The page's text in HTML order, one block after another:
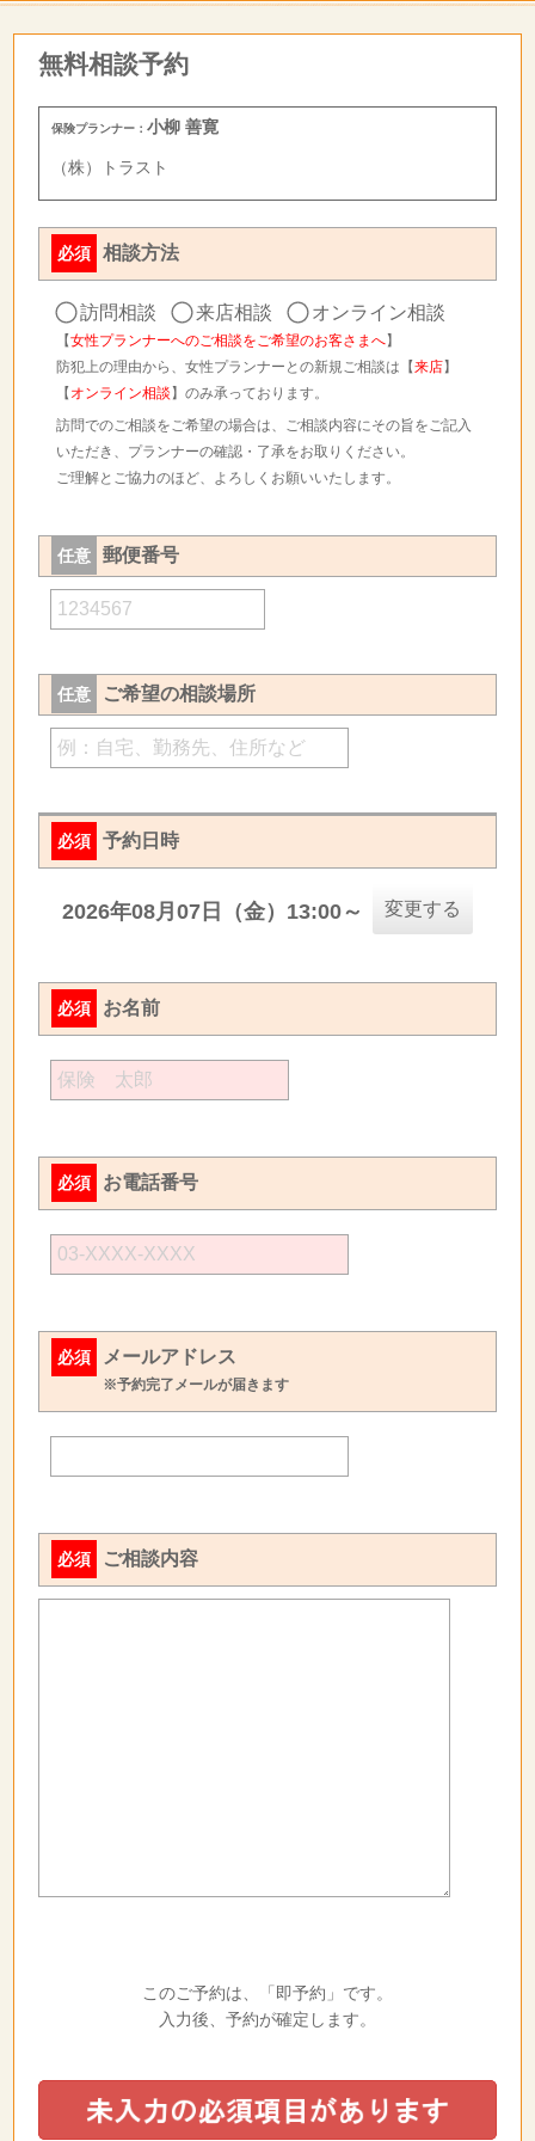
無料相談予約
保険プランナー：小柳 善寛
（株）トラスト
必須 相談方法
訪問相談 来店相談 オンライン相談
【女性プランナーへのご相談をご希望のお客さまへ】
防犯上の理由から、女性プランナーとの新規ご相談は【来店】
【 オンライン相談 】のみ承っております。
訪問でのご相談をご希望の場合は、ご相談内容にその旨をご記入
いただき、プランナーの確認・了承をお取りください。
ご理解とご協力のほど、よろしくお願いいたします。
任意 郵便番号
任意 ご希望の相談場所
必須 予約日時
2026年08月07日（金）13:00～ 変更する
必須 お名前
必須 お電話番号
必須 メールアドレス
※予約完了メールが届きます
必須 ご相談内容
このご予約は、「即予約」です。
入力後、予約が確定します。